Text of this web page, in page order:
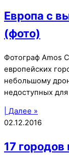
Европа с
(фото)
Фотограф Amos
европейских
небольшому
недоступных
| Далее »
02.12.2016
17